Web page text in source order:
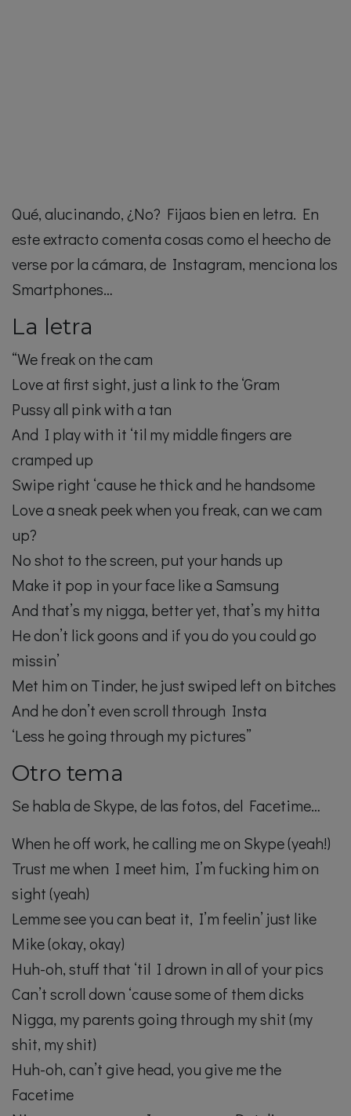
Qué, alucinando, ¿No? Fijaos bien en letra. En
este extracto comenta cosas como el heecho de
verse por la cámara, de Instagram, menciona los
Smartphones…
La letra
“We freak on the cam
Love at first sight, just a link to the ‘Gram
Pussy all pink with a tan
And I play with it ‘til my middle fingers are
cramped up
Swipe right ‘cause he thick and he handsome
Love a sneak peek when you freak, can we cam
up?
No shot to the screen, put your hands up
Make it pop in your face like a Samsung
And that’s my nigga, better yet, that’s my hitta
He don’t lick goons and if you do you could go
missin’
Met him on Tinder, he just swiped left on bitches
And he don’t even scroll through Insta
‘Less he going through my pictures”
Otro tema
Se habla de Skype, de las fotos, del Facetime…
When he off work, he calling me on Skype (yeah!)
Trust me when I meet him, I’m fucking him on
sight (yeah)
Lemme see you can beat it, I’m feelin’ just like
Mike (okay, okay)
Huh-oh, stuff that ‘til I drown in all of your pics
Can’t scroll down ‘cause some of them dicks
Nigga, my parents going through my shit (my
shit, my shit)
Huh-oh, can’t give head, you give me the
Facetime